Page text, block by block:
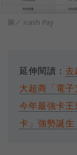
圖／ icash Pay
延伸閱讀： 去
大超商「電
今年最強卡
卡」強勢誕